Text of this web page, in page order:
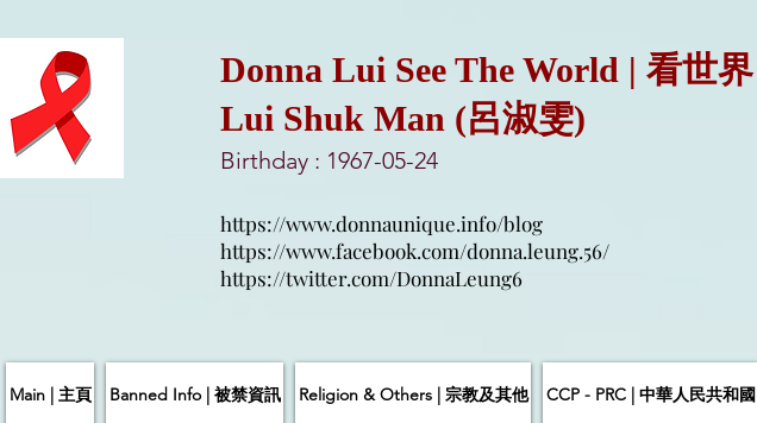
Donna Lui See The World | 看世界
Lui Shuk Man (呂淑雯)
Birthday : 1967-05-24
https://www.donnaunique.info/blog
https://www.facebook.com/donna.leung.56/
https://twitter.com/DonnaLeung6
Main | 主頁 Banned Info | 被禁資訊 Religion & Others | 宗教及其他 CCP - PRC | 中華人民共和國